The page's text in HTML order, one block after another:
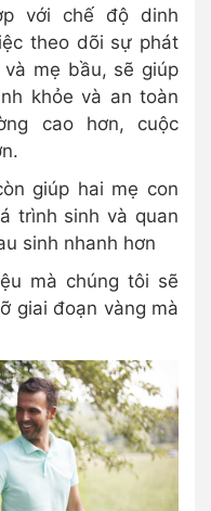
với chế độ dinh
theo dõi sự phát
mẹ bầu, sẽ giúp
khỏe và an toàn
cao hơn, cuộc
giúp hai mẹ con
trình sinh và quan
sinh nhanh hơn
mà chúng tôi sẽ
giai đoạn vàng mà